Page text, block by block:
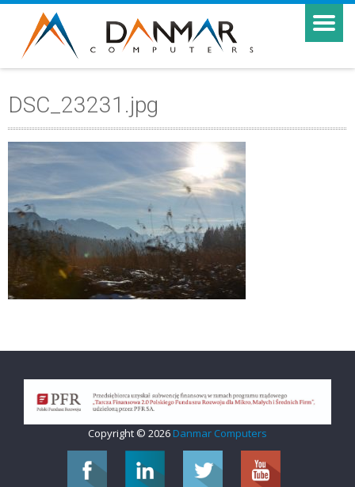
DSC_23231.jpg
Copyright © 2026 Danmar Computers